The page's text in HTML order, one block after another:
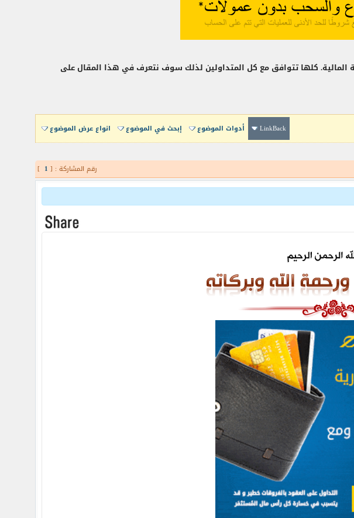
المالية. كلها تتوافق مع كل المتداولين لذلك سوف نتعرف في هذا المقال على
LinkBack أدوات الموضوع إبحث في الموضوع انواع عرض الموضوع
رقم المشاركة : [ 1
]